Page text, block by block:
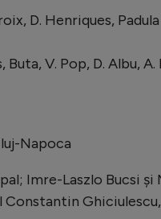
D. Henriques,
V. Pop, D. Albu,
Napoca
Imre-Laszlo Bucsi și